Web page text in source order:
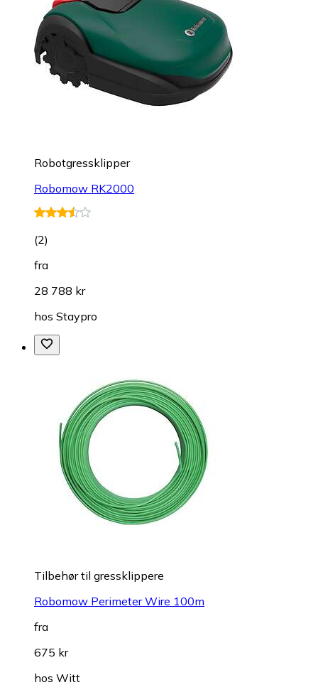
Robotgressklipper
Robomow RK2000
(2)
fra
28 788 kr
hos Staypro
Tilbehør til gressklippere
Robomow Perimeter Wire 100m
fra
675 kr
hos Witt